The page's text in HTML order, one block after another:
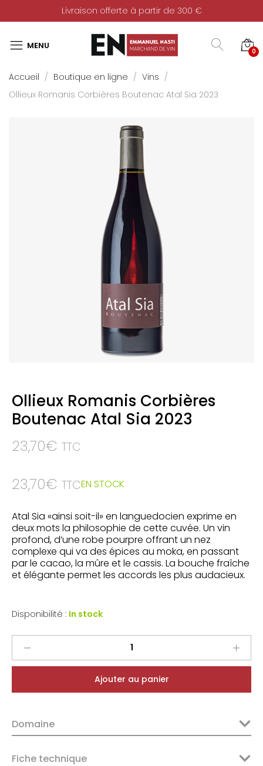
Livraison offerte à partir de 300 €
0
Accueil Boutique en ligne
Vins
Ollieux Romanis Corbières Boutenac Atal Sia 2023
Ollieux Romanis Corbières
Boutenac Atal Sia 2023
23,70€ TTC
23,70€ TTCEN STOCK
Atal Sia «ainsi soit-il» en languedocien exprime en
deux mots la philosophie de cette cuvée. Un vin
profond, d’une robe pourpre offrant un nez
complexe qui va des épices au moka, en passant
par le cacao, la mûre et le cassis. La bouche fraîche
et élégante permet les accords les plus audacieux.
Disponibilité : In stock
Corbières
Atal
2023
quantity
Ajouter au panier
Domaine
Fiche technique